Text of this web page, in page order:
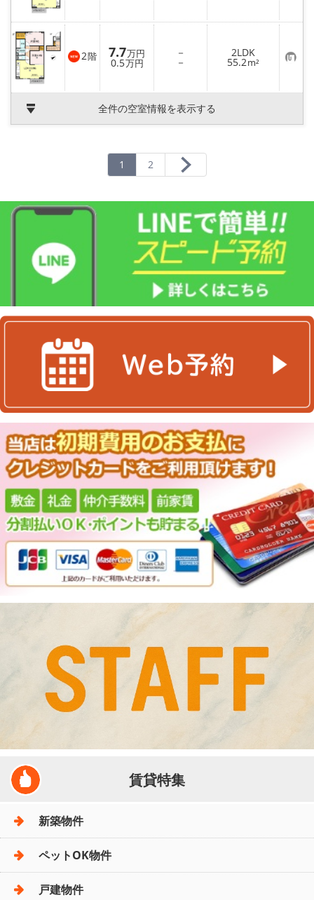
に
入
り
登
録
2階 7.7万円
0.5万円
－
－
2LDK
55.2m² お
気
に
入
全件の空室情報を表示する
1 2
賃貸特集
新築物件
ペットOK物件
戸建物件